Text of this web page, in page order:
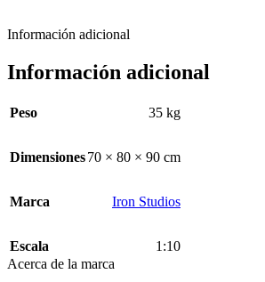
Información adicional
Información adicional
Peso 35 kg
Dimensiones70 × 80 × 90 cm
Marca Iron Studios
Escala
1:10
Acerca de la marca